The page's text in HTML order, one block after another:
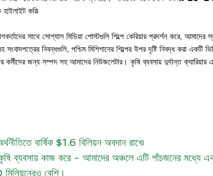
করি৷
সাথে সোশ্যাল মিডিয়া পোস্টগুলি শিল্পে কেরিয়ার প্রদর্শন করে, আমাদের
নিবন্ধগুলি, পশ্চিম মিশিগানের শিল্পের উপর দৃষ্টি নিবদ্ধ করা একটি
কর্মীদের জন্য সম্পদ সহ আমাদের নিউজলেটার। কৃষি ব্যবসায় দুর্দান্ত
বার্ষিক $1.6 বিলিয়ন অবদান রাখে৷
কাজ করে - আমাদের অঞ্চলে এটি পাঁচজনের মধ্যে
বেশি।